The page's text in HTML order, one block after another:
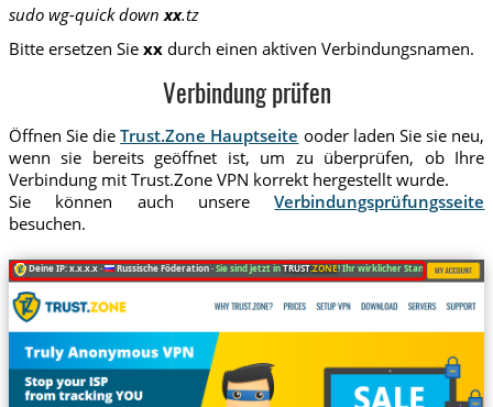
sudo wg-quick down xx.tz
Bitte ersetzen Sie xxdurch einen aktiven Verbindungsnamen.
Verbindung prüfen
Öffnen Sie dieTrust.Zone Hauptseite ooder laden Sie sie neu,
wenn sie bereits geöffnet ist, um zu überprüfen, ob Ihre
Verbindung mit Trust.Zone VPN korrekt hergestellt wurde.
Sie können auch unsereVerbindungsprüfungsseite
besuchen.
Deine IP: x.x.x.x · Russische Föderation ·Sie sind jetzt inTRUST.ZONE! Ihr wirklicher Standort ist